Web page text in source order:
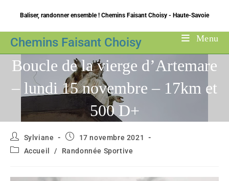
content
Baliser, randonner ensemble ! Chemins Faisant Choisy - Haute-Savoie
Chemins Faisant Choisy Menu
Boucle de la vierge d’Artemare
– lundi 15 novembre – 17km et
500 D+
Auteur/autrice
de
la
Sylviane
Publication
17 novembre 2021
PostAccueil / Randonnée Sportive